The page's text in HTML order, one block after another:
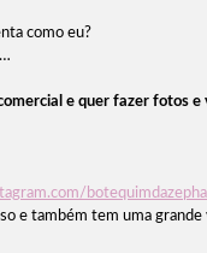
como eu?
e quer fazer fotos e
e também tem uma